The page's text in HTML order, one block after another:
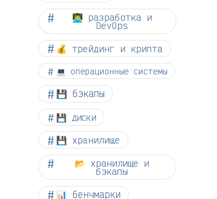
👨‍💻 разработка и
DevOps
💰 трейдинг и крипта
💻 операционные системы
💾 бэкапы
💾 диски
💾 хранилище
📂 хранилище и
бэкапы
📊 бенчмарки